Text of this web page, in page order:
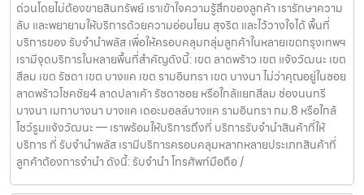
ด่วนโดยไม่ต้องขายสินทรัพย์ เราเข้าใจความรู้สึกของลูกค้า เรารักษาความ
ลับ และพยายามให้บริการด้วยความอ่อนโยน สุจริต และไว้วางใจได้ พื้นที่
บริการของ รับจำนำพลัส เพื่อให้ครอบคลุมกลุ่มลูกค้าในหลายเขตกรุงเทพฯ
เรามีจุดบริการในหลายพื้นที่สำคัญดังนี้: เขต ลาดพร้าว เขต แจ้งวัฒนะ เขต
สีลม เขต รัชดา เขต บางแค เขต รามอินทรา เขต บางนา ไม่ว่าคุณอยู่ในซอย
ลาดพร้าวโชคชัย4 ลาดปลาเค้า รัชดาซอย หรือใกล้แยกสีลม ช่องนนทรี
บางนา เมกาบางนา บางแค เดอะมอลล์บางแค รามอินทรา กม.8 หรือใกล้
โชว์รูมแจ้งวัฒนะ — เราพร้อมให้บริการถึงที่ บริการรับจำนำสินค้าที่ให้
บริการ ที่ รับจำนำพลัส เรามีบริการครอบคลุมหลากหลายประเภทสินค้าที่
ลูกค้าต้องการจำนำ ดังนี้: รับจำนำ โทรศัพท์มือถือ /